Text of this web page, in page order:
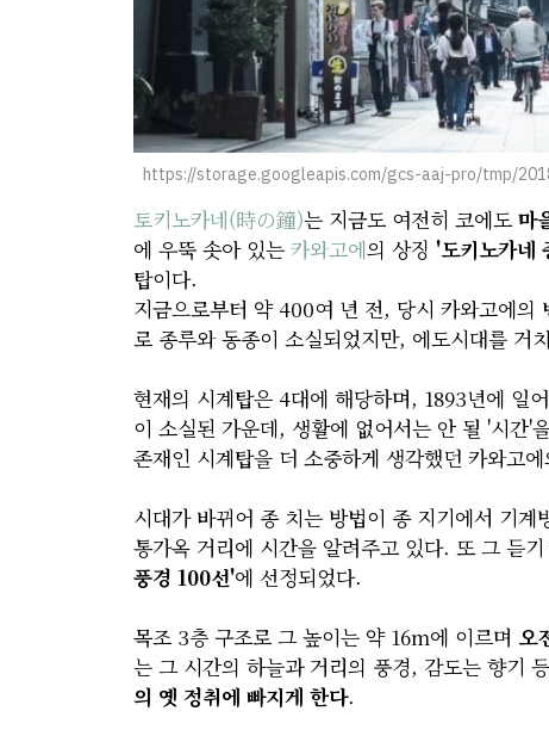
https://storage.googleapis.com/gcs-aaj-pro/tmp/
토키노카네(時の鐘)는 지금도 여전히 코에도마
에 우뚝 솟아 있는 카와고에의 상징 '도키노카네
탑이다.
지금으로부터 약 400여 년 전, 당시 카와고에의
로 종루와 동종이 소실되었지만, 에도시대를 거
현재의 시계탑은 4대에 해당하며, 1893년에 일
이 소실된 가운데, 생활에 없어서는 안 될 '시간'
존재인 시계탑을 더 소중하게 생각했던 카와고
시대가 바뀌어 종 치는 방법이 종 지기에서 기
통가옥 거리에 시간을 알려주고 있다. 또 그 듣
풍경 100선'에 선정되었다.
목조 3층 구조로 그 높이는 약 16m에 이르며 오
는 그 시간의 하늘과 거리의 풍경, 감도는 향기
의 옛 정취에 빠지게 한다.